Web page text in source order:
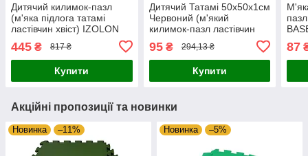
Дитячий килимок-пазл
(м'яка підлога татамі
ластівчин хвіст) IZOLON
EVA ДОРОГА 50х50х1 см
(комплект 4 шт)
445 ₴ 817 ₴
Купити
Дитячий Татамі 50х50х1см
Червоний (м'який
килимок-пазл ластівчин
хвіст) IZOLON EVA KIDS
95₴ 294,13 ₴
Купити
87
Акційні пропозиції та новинки
Новинка –11% Новинка –5%